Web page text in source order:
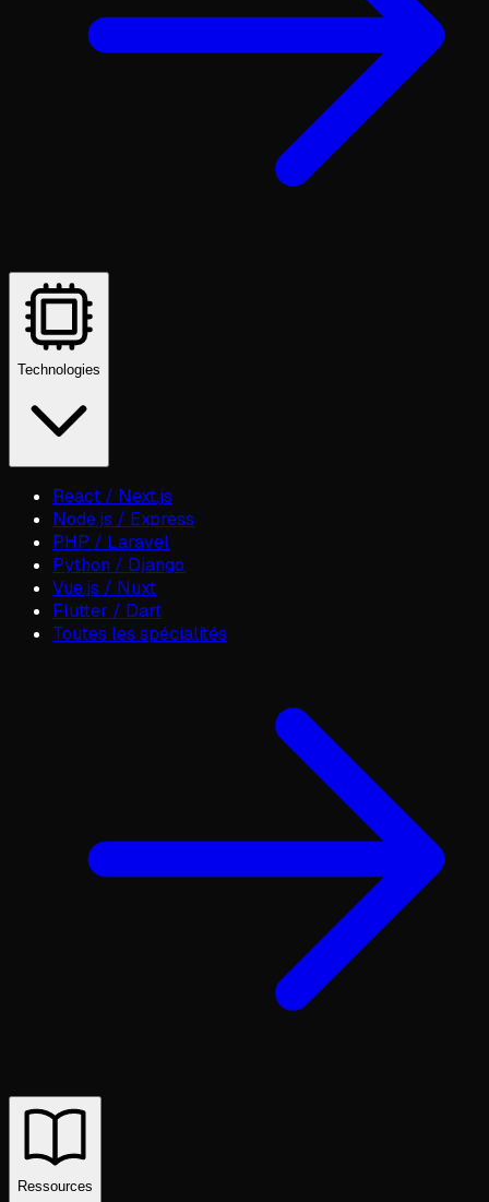
Technologies
React / Next.js
Node.js / Express
PHP / Laravel
Python / Django
Vue.js / Nuxt
Flutter / Dart
Toutes les spécialités
Ressources